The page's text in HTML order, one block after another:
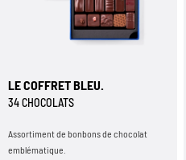
LE COFFRET BLEU.
34 CHOCOLATS
Assortiment de bonbons de chocolat
emblématique.